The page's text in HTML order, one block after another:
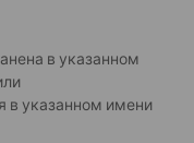
в указанном
в указанном имени